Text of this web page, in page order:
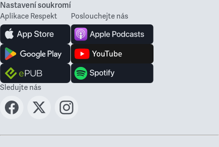
Nastavení soukromí
Aplikace Respekt Poslouchejte nás
Sledujte nás